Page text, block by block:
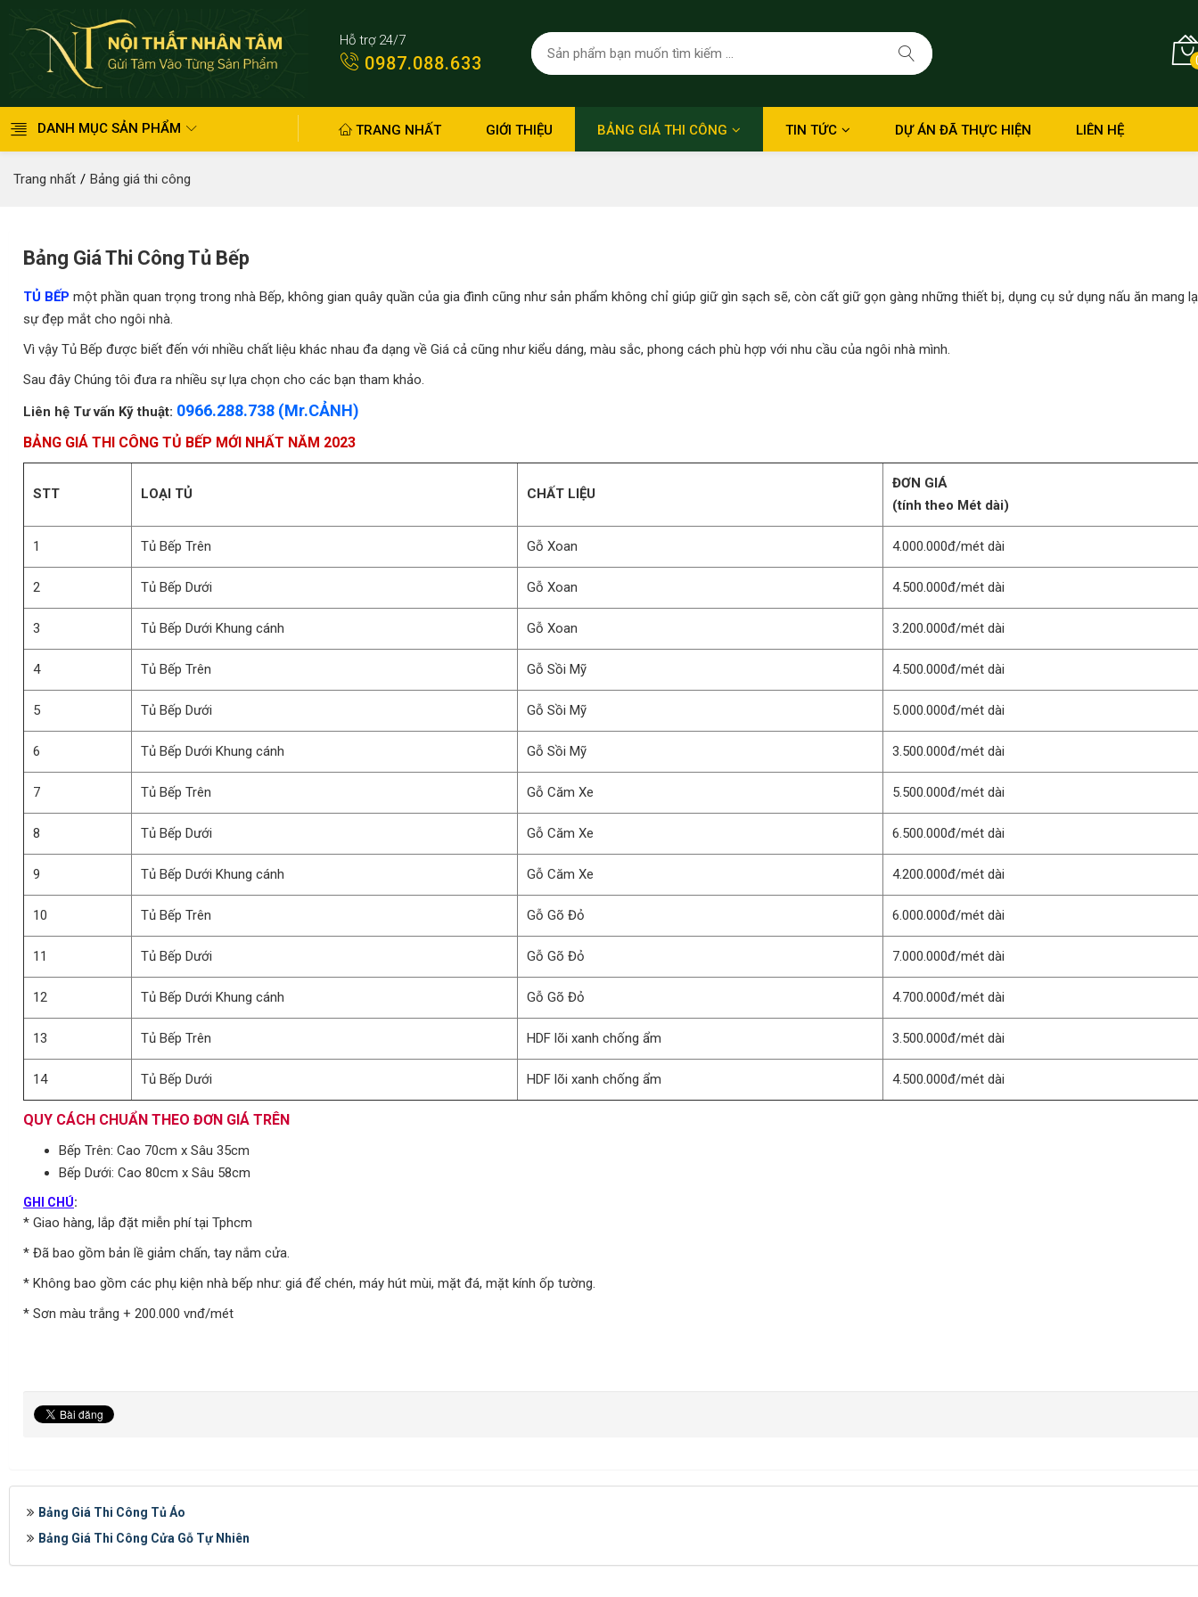
Hỗ trợ 24/7
0987.088.633
DANH MỤC SẢN PHẨM TRANG NHẤT GIỚI THIỆU BẢNG GIÁ THI CÔNG TIN TỨC DỰ ÁN ĐÃ THỰC HIỆN LIÊN HỆ
Trang nhất Bảng giá thi công
Bảng Giá Thi Công Tủ Bếp
TỦ BẾP một phần quan trọng trong nhà Bếp, không gian quây quần của gia đình cũng như sản phẩm không chỉ giúp giữ gìn sạch sẽ, còn cất giữ gọn gàng những thiết bị, dụng cụ sử dụng nấu ăn mang
sự đẹp mắt cho ngôi nhà.
Vì vậy Tủ Bếp được biết đến với nhiều chất liệu khác nhau đa dạng về Giá cả cũng như kiểu dáng, màu sắc, phong cách phù hợp với nhu cầu của ngôi nhà mình.
Sau đây Chúng tôi đưa ra nhiều sự lựa chọn cho các bạn tham khảo.
Liên hệ Tư vấn Kỹ thuật: 0966.288.738 (Mr.CẢNH)
BẢNG GIÁ THI CÔNG TỦ BẾP MỚI NHẤT NĂM 2023
STT LOẠI TỦ CHẤT LIỆU
ĐƠN GIÁ
(tính theo Mét dài)
1 Tủ Bếp Trên Gỗ Xoan 4.000.000đ/mét dài
2 Tủ Bếp Dưới Gỗ Xoan 4.500.000đ/mét dài
3 Tủ Bếp Dưới Khung cánh Gỗ Xoan 3.200.000đ/mét dài
4 Tủ Bếp Trên Gỗ Sồi Mỹ 4.500.000đ/mét dài
5 Tủ Bếp Dưới Gỗ Sồi Mỹ 5.000.000đ/mét dài
6 Tủ Bếp Dưới Khung cánh Gỗ Sồi Mỹ 3.500.000đ/mét dài
7 Tủ Bếp Trên Gỗ Căm Xe 5.500.000đ/mét dài
8 Tủ Bếp Dưới Gỗ Căm Xe 6.500.000đ/mét dài
9 Tủ Bếp Dưới Khung cánh Gỗ Căm Xe 4.200.000đ/mét dài
10 Tủ Bếp Trên Gỗ Gõ Đỏ 6.000.000đ/mét dài
11 Tủ Bếp Dưới Gỗ Gõ Đỏ 7.000.000đ/mét dài
12 Tủ Bếp Dưới Khung cánh Gỗ Gõ Đỏ 4.700.000đ/mét dài
13 Tủ Bếp Trên HDF lõi xanh chống ẩm 3.500.000đ/mét dài
14 Tủ Bếp Dưới HDF lõi xanh chống ẩm 4.500.000đ/mét dài
QUY CÁCH CHUẨN THEO ĐƠN GIÁ TRÊN
Bếp Trên: Cao 70cm x Sâu 35cm
Bếp Dưới: Cao 80cm x Sâu 58cm
GHI CHÚ:
* Giao hàng, lắp đặt miễn phí tại Tphcm
* Đã bao gồm bản lề giảm chấn, tay nắm cửa.
* Không bao gồm các phụ kiện nhà bếp như: giá để chén, máy hút mùi, mặt đá, mặt kính ốp tường.
* Sơn màu trắng + 200.000 vnđ/mét
Bảng Giá Thi Công Tủ Áo
Bảng Giá Thi Công Cửa Gỗ Tự Nhiên